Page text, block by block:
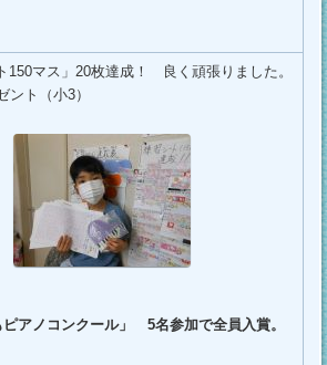
150マス」20枚達成！ 良く頑張りました。
ント（小3）
ピアノコンクール」 5名参加で全員入賞。